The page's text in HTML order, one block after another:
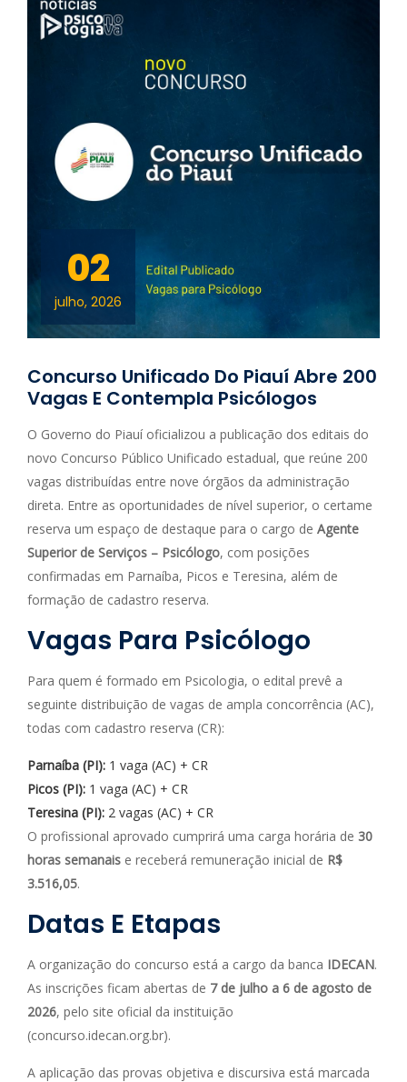
02
julho, 2026
Concurso Unificado Do Piauí Abre 200
Vagas E Contempla Psicólogos
O Governo do Piauí oficializou a publicação dos editais do
novo Concurso Público Unificado estadual, que reúne 200
vagas distribuídas entre nove órgãos da administração
direta. Entre as oportunidades de nível superior, o certame
reserva um espaço de destaque para o cargo de Agente
Superior de Serviços – Psicólogo, com posições
confirmadas em Parnaíba, Picos e Teresina, além de
formação de cadastro reserva.
Vagas Para Psicólogo
Para quem é formado em Psicologia, o edital prevê a
seguinte distribuição de vagas de ampla concorrência (AC),
todas com cadastro reserva (CR):
Parnaíba (PI): 1 vaga (AC) + CR
Picos (PI): 1 vaga (AC) + CR
Teresina (PI): 2 vagas (AC) + CR
O profissional aprovado cumprirá uma carga horária de 30
horas semanais e receberá remuneração inicial de R$
3.516,05.
Datas E Etapas
A organização do concurso está a cargo da banca IDECAN.
As inscrições ficam abertas de 7 de julho a 6 de agosto de
2026, pelo site oficial da instituição
(concurso.idecan.org.br).
A aplicação das provas objetiva e discursiva está marcada